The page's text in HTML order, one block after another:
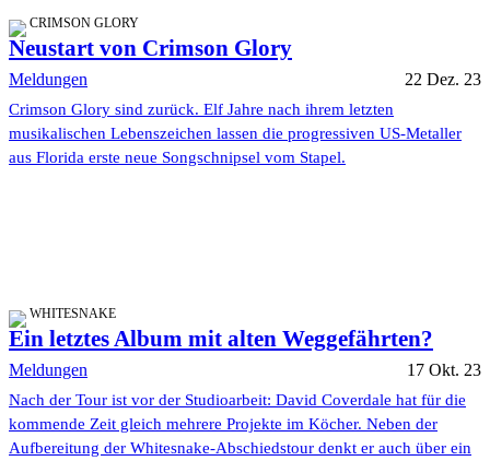
CRIMSON GLORY
Neustart von Crimson Glory
Meldungen 22 Dez. 23
Crimson Glory sind zurück. Elf Jahre nach ihrem letzten
musikalischen Lebenszeichen lassen die progressiven US-Metaller
aus Florida erste neue Songschnipsel vom Stapel.
WHITESNAKE
Ein letztes Album mit alten Weggefährten?
Meldungen 17 Okt. 23
Nach der Tour ist vor der Studioarbeit: David Coverdale hat für die
kommende Zeit gleich mehrere Projekte im Köcher. Neben der
Aufbereitung der Whitesnake-Abschiedstour denkt er auch über ein